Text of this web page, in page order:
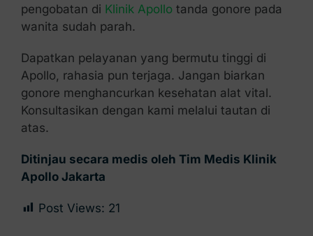
pengobatan di Klinik Apollo tanda gonore pada
wanita sudah parah.
Dapatkan pelayanan yang bermutu tinggi di
Apollo, rahasia pun terjaga. Jangan biarkan
gonore menghancurkan kesehatan alat vital.
Konsultasikan dengan kami melalui tautan di
atas.
Ditinjau secara medis oleh Tim Medis Klinik
Apollo Jakarta
Post Views: 21